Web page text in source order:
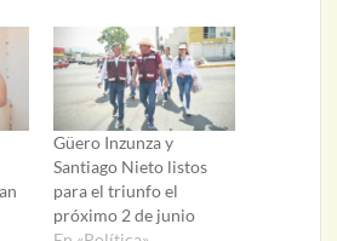
Güero Inzunza y
Santiago Nieto listos
para el triunfo el
próximo 2 de junio